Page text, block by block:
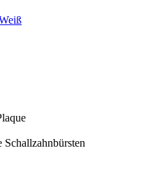
Schallzahnbürsten